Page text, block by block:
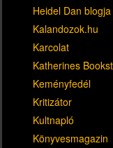
Heidel Dan blogja
Kalandozok.hu
Karcolat
Katherines
Keményfedél
Kritizátor
Kultnapló
Könyvesmagazin